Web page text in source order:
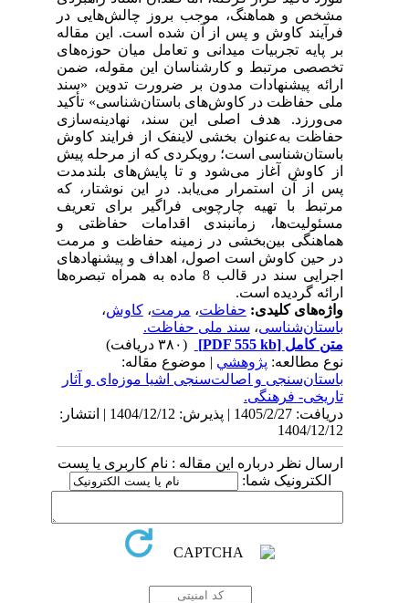
مشخص و هماهنگ، موجب بروز چالش‌هایی در
فرآیند کاوش و پس از آن شده است. این مقاله
بر پایه تجربیات میدانی و تعامل میان حوزه‌های
تخصصی مرتبط و کارشناسان این مقوله، ضمن
ارائه پیشنهادات مدون بر ضرورت تدوین «سند
ملی حفاظت در کاوش‌های باستان‌شناسی» تأکید
می‌ورزد. هدف اصلی این سند، نهادینه‌سازی
حفاظت به‌عنوان بخشی لاینفک از فرایند کاوش
باستان‌شناسی است؛ رویکردی که از مرحله پیش
از کاوش آغاز می‌شود و تا پایش‌های بلندمدت
پس از آن استمرار می‌یابد. در این نوشتار، که
مرتبط با تهیه چارچوبی فراگیر برای تعریف
مسئولیت‌ها، زمانبندی اقدامات حفاظتی و
هماهنگی بین‌بخشی در زمینه حفاظت و مرمت
در حین کاوش است اصول، اهداف و پیشنهادهای
اجرایی سند در قالب 8 ماده به همراه تبصره‌ها
ارائه گردیده است.
واژه‌های کلیدی:حفاظت،مرمت،کاوش،
باستان‌شناسی،سند ملی حفاظت.
متن کامل[PDF 555 kb]
نوع مطالعه:پژوهشي| موضوع مقاله:
باستان‌سنجی و اصالت‌سنجی اشیا موزه‌ای و آثار
تاریخی- فرهنگی.
دریافت: 1405/2/27 | پذیرش: 1404/12/12 | انتشار:
1404/12/12
ارسال نظر درباره این مقاله : نام کاربری یا پست
الکترونیک شما: